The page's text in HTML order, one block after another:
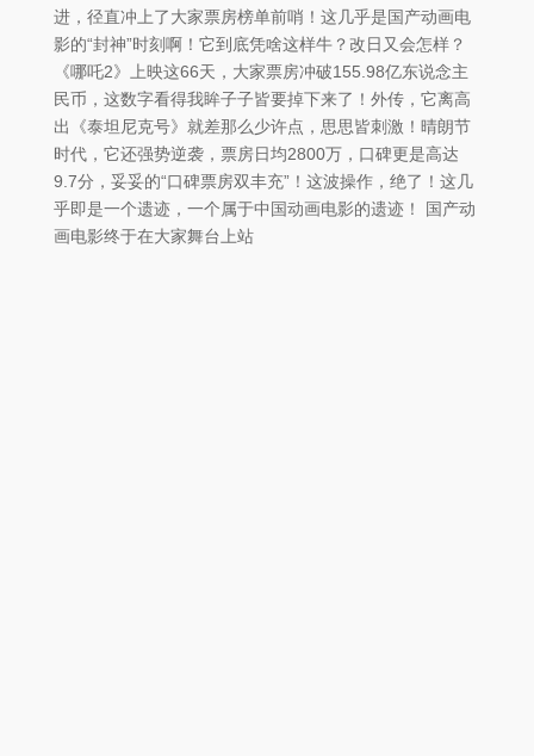
进，径直冲上了大家票房榜单前哨！这几乎是国产动画电
影的“封神”时刻啊！它到底凭啥这样牛？改日又会怎样？
《哪吒2》上映这66天，大家票房冲破155.98亿东说念主
民币，这数字看得我眸子子皆要掉下来了！外传，它离高
出《泰坦尼克号》就差那么少许点，思思皆刺激！晴朗节
时代，它还强势逆袭，票房日均2800万，口碑更是高达
9.7分，妥妥的“口碑票房双丰充”！这波操作，绝了！这几
乎即是一个遗迹，一个属于中国动画电影的遗迹！ 国产动
画电影终于在大家舞台上站